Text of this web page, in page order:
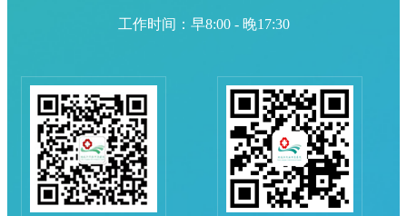
工作时间：早8:00 - 晚17:30